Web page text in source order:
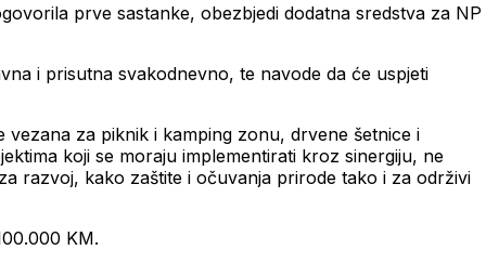
prve sastanke, obezbjedi dodatna sredstva za NP
i prisutna svakodnevno, te navode da će uspjeti
za piknik i kamping zonu, drvene šetnice i
koji se moraju implementirati kroz sinergiju, ne
razvoj, kako zaštite i očuvanja prirode tako i za održivi
KM.